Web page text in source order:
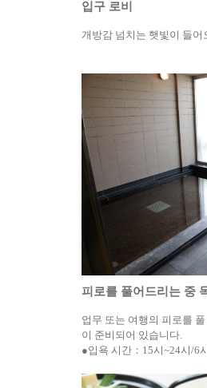
입구 로비
개방감 넘치는 햇빛이 들어
피로를 풀어드리는 중
업무 또는 여행의 피로를
이 준비되어 있습니다.
●입욕 시간：15시~24시/6